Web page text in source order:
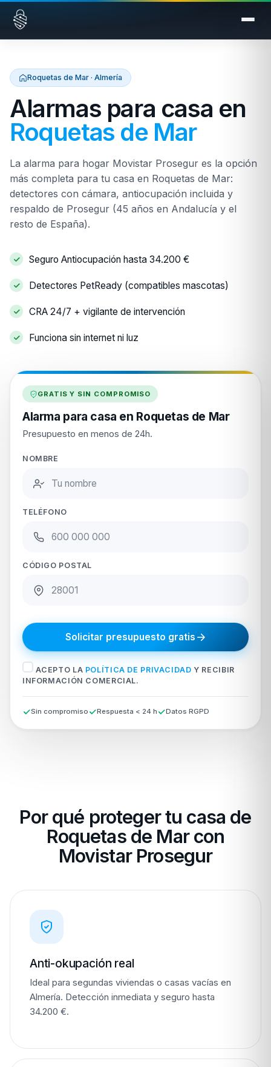
Saltar al contenido
Roquetas de Mar · Almería
Alarmas para casa en
Roquetas de Mar
La alarma para hogar Movistar Prosegur es la opción
más completa para tu casa en Roquetas de Mar:
detectores con cámara, antiocupación incluida y
respaldo de Prosegur (45 años en Andalucía y el
resto de España).
Seguro Antiocupación hasta 34.200 €
Detectores PetReady (compatibles mascotas)
CRA 24/7 + vigilante de intervención
Funciona sin internet ni luz
GRATIS Y SIN COMPROMISO
Alarma para casa en Roquetas de Mar
Presupuesto en menos de 24h.
NOMBRE
TELÉFONO
CÓDIGO POSTAL
Solicitar presupuesto gratis
ACEPTO LA POLÍTICA DE PRIVACIDAD Y RECIBIR
INFORMACIÓN COMERCIAL.
Sin compromiso Respuesta < 24 h Datos RGPD
Por qué proteger tu casa de
Roquetas de Mar con
Movistar Prosegur
Anti-okupación real
Ideal para segundas viviendas o casas vacías en
Almería. Detección inmediata y seguro hasta
34.200 €.